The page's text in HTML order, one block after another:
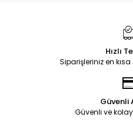
Hızlı
Siparişleriniz en
Güvenli
Güvenli ve